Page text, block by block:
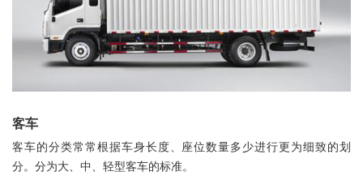
客车
客车的分类常常根据车身长度、座位数量多少进行更为细致的划
分。分为大、中、轻型客车的标准。